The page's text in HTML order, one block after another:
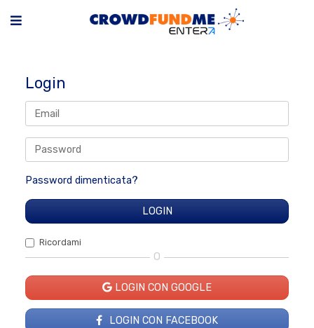
Login
Password dimenticata?
Ricordami
O
LOGIN CON GOOGLE
LOGIN CON FACEBOOK